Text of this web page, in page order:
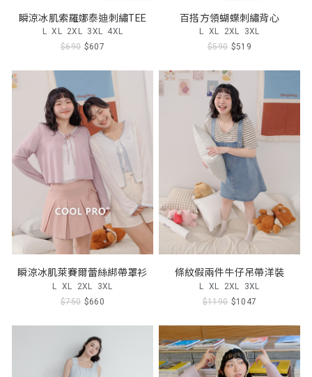
瞬涼冰肌索羅娜泰迪刺繡TEE
L XL 2XL 3XL 4XL
$690 $607
百搭方領蝴蝶刺繡背心
L XL 2XL 3XL
$590 $519
瞬涼冰肌萊賽爾蕾絲綁帶罩衫
L XL 2XL 3XL
$750 $660
條紋假兩件牛仔吊帶洋裝
L XL 2XL 3XL
$1190 $1047